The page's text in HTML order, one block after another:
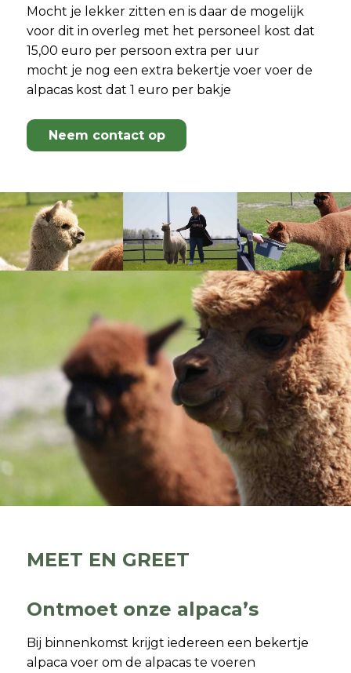
Mocht je lekker zitten en is daar de mogelijk
voor dit in overleg met het personeel kost dat
15,00 euro per persoon extra per uur
mocht je nog een extra bekertje voer voer de
alpacas kost dat 1 euro per bakje
Neem contact op
MEET EN GREET
Ontmoet onze alpaca’s
Bij binnenkomst krijgt iedereen een bekertje
alpaca voer om de alpacas te voeren